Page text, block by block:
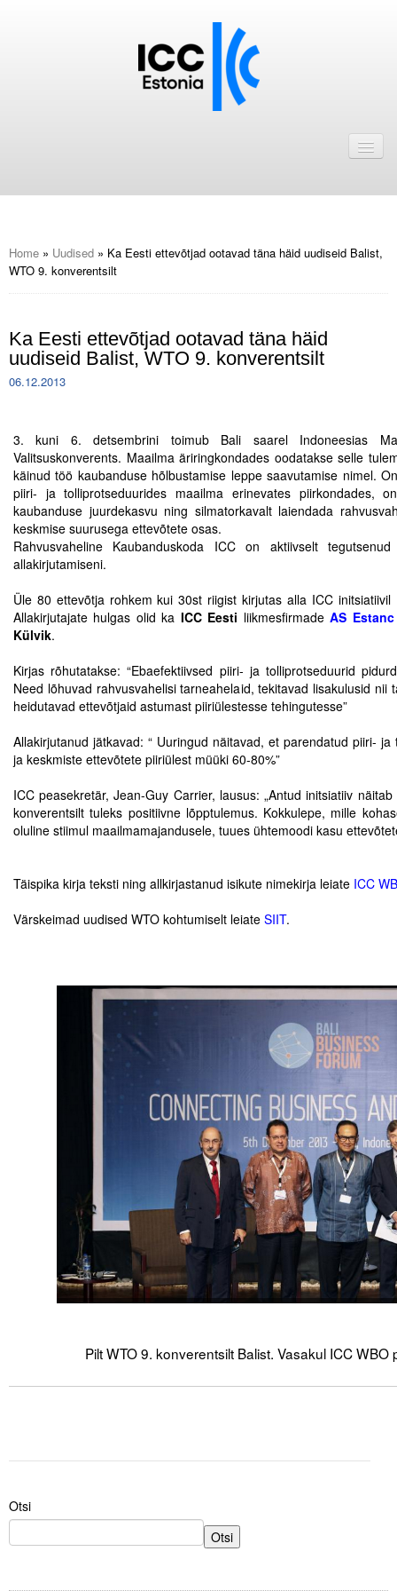
ICC Eesti liikmebaas
Kalender
Tegevused
Publikatsioonid
Arvamus
Viidad
ICC komisjonid
Juhendid ja väljaanded
Liitu meililistiga
Oskusteave
Incoterms® 2020
Abimaterjalid
Home » Uudised » Ka Eesti ettevõtjad ootavad täna häid uudiseid Balist,
WTO 9. konverentsilt
Ka Eesti ettevõtjad ootavad täna häid
uudiseid Balist, WTO 9. konverentsilt
06.12.2013
3. kuni 6. detsembrini toimub Bali saarel Indoneesias
Valitsuskonverents. Maailma äriringkondades oodatakse selle
käinud töö kaubanduse hõlbustamise leppe saavutamise nimel.
piiri- ja tolliprotseduurides maailma erinevates piirkondades,
kaubanduse juurdekasvu ning silmatorkavalt laiendada
keskmise suurusega ettevõtete osas.
Rahvusvaheline Kaubanduskoda ICC on aktiivselt
allakirjutamiseni.
Üle 80 ettevõtja rohkem kui 30st riigist kirjutas alla ICC
Allakirjutajate hulgas olid ka ICC Eesti liikmesfirmadeAS Estanc
Külvik.
Kirjas rõhutatakse: “Ebaefektiivsed piiri- ja tolliprotseduurid
Need lõhuvad rahvusvahelisi tarneahelaid, tekitavad lisakulusid
heidutavad ettevõtjaid astumast piiriülestesse tehingutesse”
Allakirjutanud jätkavad: “ Uuringud näitavad, et parendatud piiri-
ja keskmiste ettevõtete piiriülest müüki 60-80%”
ICC peasekretär, Jean-Guy Carrier, lausus: „Antud initsiatiiv
konverentsilt tuleks positiivne lõpptulemus. Kokkulepe, mille
oluline stiimul maailmamajandusele, tuues ühtemoodi kasu
Täispika kirja teksti ning allkirjastanud isikute nimekirja leiate ICC
Värskeimad uudised WTO kohtumiselt leiate SIIT.
Pilt WTO 9. konverentsilt Balist. Vasakul ICC
Otsi
Otsi